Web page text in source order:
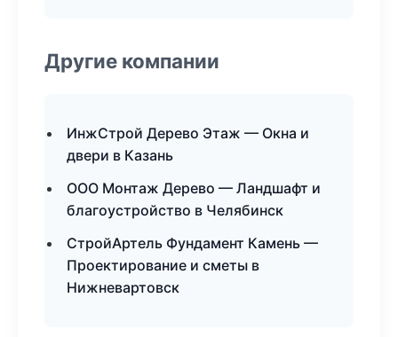
Другие компании
ИнжСтрой Дерево Этаж — Окна и
двери в Казань
ООО Монтаж Дерево — Ландшафт и
благоустройство в Челябинск
СтройАртель Фундамент Камень —
Проектирование и сметы в
Нижневартовск